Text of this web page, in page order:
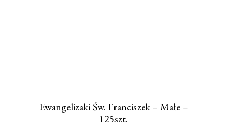
Ewangelizaki Św. Franciszek – Małe –
125szt.